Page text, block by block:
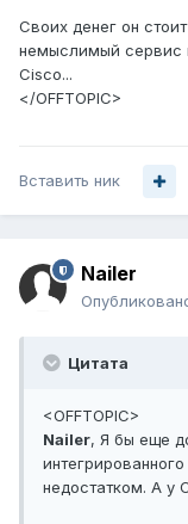
Своих денег он
немыслимый сервис
Cisco...
</OFFTOPIC>
Вставить ник
Nailer
Цитата
<OFFTOPIC>
Nailer, Я бы еще
недостатком. А у